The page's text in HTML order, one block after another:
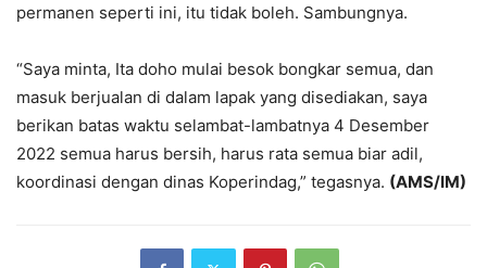
permanen seperti ini, itu tidak boleh. Sambungnya.
“Saya minta, Ita doho mulai besok bongkar semua, dan
masuk berjualan di dalam lapak yang disediakan, saya
berikan batas waktu selambat-lambatnya 4 Desember
2022 semua harus bersih, harus rata semua biar adil,
koordinasi dengan dinas Koperindag,” tegasnya. (AMS/IM)